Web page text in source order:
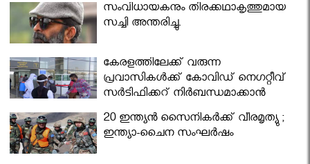
സംവിധായകനും തിരക്കഥാകൃത്തുമായ
സച്ചി അന്തരിച്ചു.
കേരളത്തിലേക്ക് വരുന്ന
പ്രവാസികള്‍ക്ക് കോവിഡ് നെഗറ്റീവ്
സര്‍ട്ടിഫിക്കറ്റ് നിർബന്ധമാക്കാൻ
മന്ത്രിസഭ
20 ഇന്ത്യൻ സൈനികർക്ക് വീരമൃത്യു ;
ഇന്ത്യാ-ചൈന സംഘർഷം